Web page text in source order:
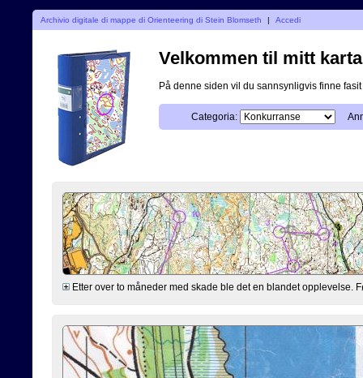
Archivio digitale di mappe di Orienteering di Stein Blomseth | Accedi
Velkommen til mitt
På denne siden vil du sannsynligvis finne
Categoria:
Etter over to måneder med skade ble det en blandet opplevelse.